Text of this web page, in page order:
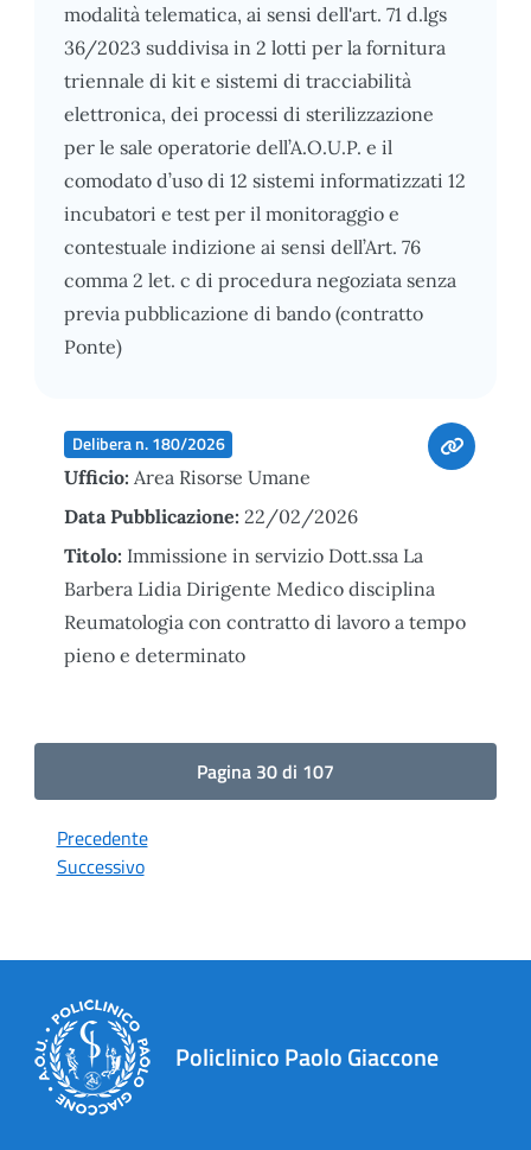
modalità telematica, ai sensi dell'art. 71 d.lgs
36/2023 suddivisa in 2 lotti per la fornitura
triennale di kit e sistemi di tracciabilità
elettronica, dei processi di sterilizzazione
per le sale operatorie dell’A.O.U.P. e il
comodato d’uso di 12 sistemi informatizzati 12
incubatori e test per il monitoraggio e
contestuale indizione ai sensi dell’Art. 76
comma 2 let. c di procedura negoziata senza
previa pubblicazione di bando (contratto
Ponte)
Delibera n. 180/2026
Ufficio: Area Risorse Umane
Data Pubblicazione: 22/02/2026
Titolo: Immissione in servizio Dott.ssa La
Barbera Lidia Dirigente Medico disciplina
Reumatologia con contratto di lavoro a tempo
pieno e determinato
Pagina 30 di 107
Precedente
Successivo
Policlinico Paolo Giaccone